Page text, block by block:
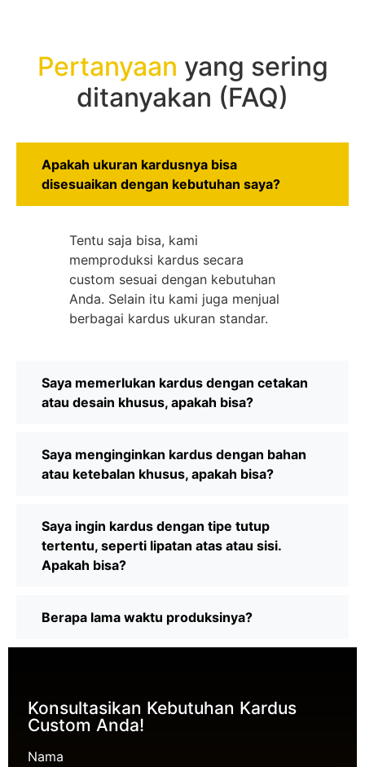
Pertanyaan yang sering
ditanyakan (FAQ)
Apakah ukuran kardusnya bisa
disesuaikan dengan kebutuhan saya?
Tentu saja bisa, kami
memproduksi kardus secara
custom sesuai dengan kebutuhan
Anda. Selain itu kami juga menjual
berbagai kardus ukuran standar.
Saya memerlukan kardus dengan cetakan
atau desain khusus, apakah bisa?
Saya menginginkan kardus dengan bahan
atau ketebalan khusus, apakah bisa?
Saya ingin kardus dengan tipe tutup
tertentu, seperti lipatan atas atau sisi.
Apakah bisa?
Berapa lama waktu produksinya?
Konsultasikan Kebutuhan Kardus
Custom Anda!
Nama